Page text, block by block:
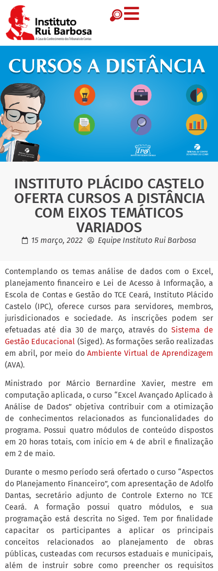
INSTITUTO PLÁCIDO CASTELO
OFERTA CURSOS A DISTÂNCIA
COM EIXOS TEMÁTICOS
VARIADOS
15 março, 2022 Equipe Instituto Rui Barbosa
Contemplando os temas análise de dados com o Excel,
planejamento financeiro e Lei de Acesso à Informação, a
Escola de Contas e Gestão do TCE Ceará, Instituto Plácido
Castelo (IPC), oferece cursos para servidores, membros,
jurisdicionados e sociedade. As inscrições podem ser
efetuadas até dia 30 de março, através doSistema de
Gestão Educacional (Siged). As formações serão realizadas
em abril, por meio do Ambiente Virtual de Aprendizagem
(AVA).
Ministrado por Márcio Bernardine Xavier, mestre em
computação aplicada, o curso “Excel Avançado Aplicado à
Análise de Dados” objetiva contribuir com a otimização
de conhecimentos relacionados as funcionalidades do
programa. Possui quatro módulos de conteúdo dispostos
em 20 horas totais, com início em 4 de abril e finalização
em 2 de maio.
Durante o mesmo período será ofertado o curso “Aspectos
do Planejamento Financeiro”, com apresentação de Adolfo
Dantas, secretário adjunto de Controle Externo no TCE
Ceará. A formação possui quatro módulos, e sua
programação está descrita no Siged. Tem por finalidade
capacitar os participantes a aplicar os principais
conceitos relacionados ao planejamento de obras
públicas, custeadas com recursos estaduais e municipais,
além de instruir sobre como preencher os requisitos